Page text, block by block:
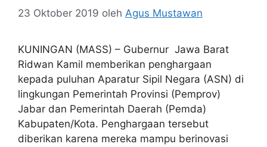
23 Oktober 2019 oleh Agus Mustawan
KUNINGAN (MASS) – Gubernur Jawa Barat
Ridwan Kamil memberikan penghargaan
kepada puluhan Aparatur Sipil Negara (ASN) di
lingkungan Pemerintah Provinsi (Pemprov)
Jabar dan Pemerintah Daerah (Pemda)
Kabupaten/Kota. Penghargaan tersebut
diberikan karena mereka mampu berinovasi